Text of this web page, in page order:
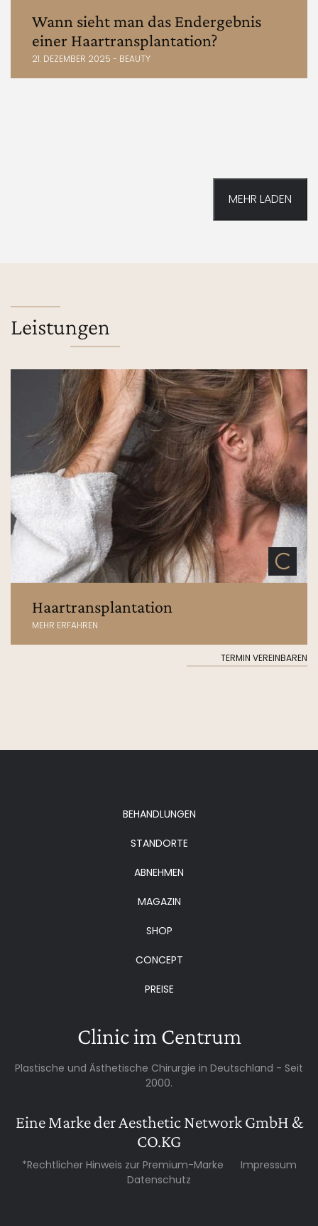
Wann sieht man das Endergebnis
einer Haartransplantation?
21. DEZEMBER 2025 - BEAUTY
MEHR LADEN
Leistungen
Haartransplantation
MEHR ERFAHREN
TERMIN VEREINBAREN
BEHANDLUNGEN
STANDORTE
ABNEHMEN
MAGAZIN
SHOP
CONCEPT
PREISE
Clinic im Centrum
Plastische und Ästhetische Chirurgie in Deutschland - Seit
2000.
Eine Marke der Aesthetic Network GmbH &
CO.KG
*Rechtlicher Hinweis zur Premium-Marke
Impressum
Datenschutz